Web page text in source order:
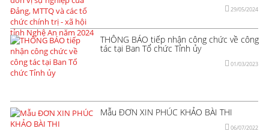
29/05/2024
THÔNG BÁO tiếp nhận công chức về công
tác tại Ban Tổ chức Tỉnh ủy
01/03/2023
Mẫu ĐƠN XIN PHÚC KHẢO BÀI THI
06/07/2022